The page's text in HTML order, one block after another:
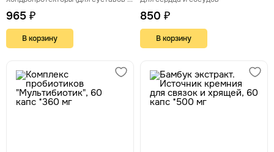
965 ₽
В корзину
850 ₽
В корзину